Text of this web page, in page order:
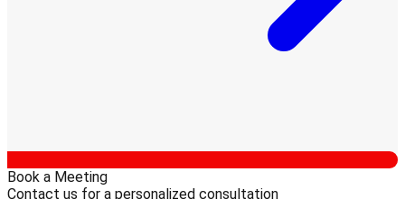
Book a Meeting
Contact us for a personalized consultation